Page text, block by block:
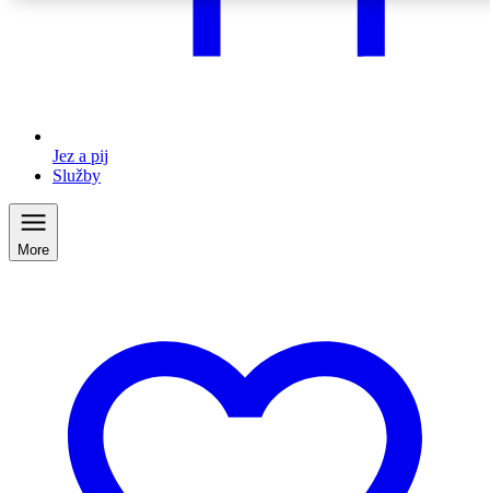
Jez a pij
Služby
More